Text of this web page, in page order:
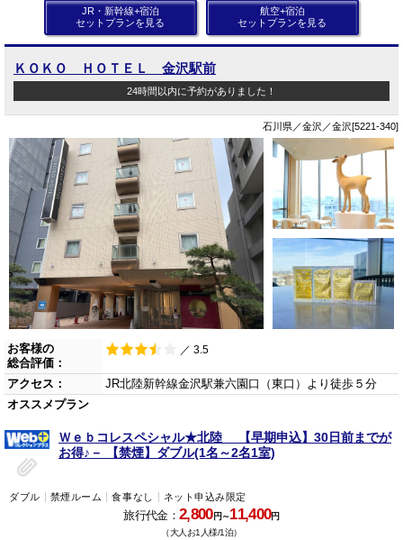
JR・新幹線+宿泊
セットプランを見る
航空+宿泊
セットプランを見る
ＫＯＫＯ ＨＯＴＥＬ 金沢駅前
24時間以内に予約がありました！
石川県／金沢／金沢[5221-340]
お客様の
総合評価：
／ 3.5
アクセス：
JR北陸新幹線金沢駅兼六園口（東口）より徒歩５分
オススメプラン
Ｗｅｂコレスペシャル★北陸 【早期申込】30日前までが
お得♪－ 【禁煙】ダブル(1名～2名1室)
ダブル 禁煙ルーム 食事なし ネット申込み限定
旅行代金： 2,800円～11,400円
（大人お1人様/1泊）